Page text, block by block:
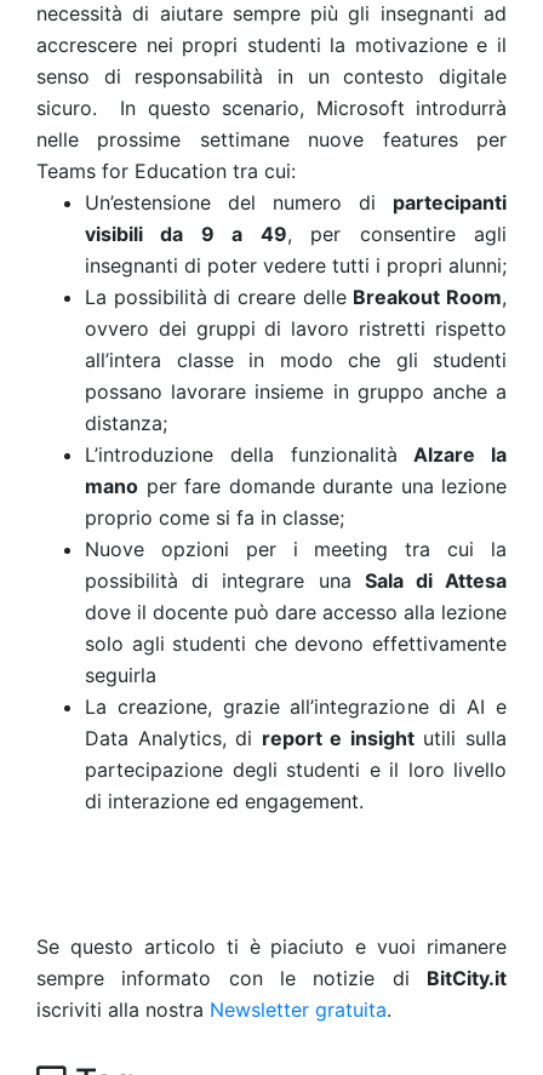
necessità di aiutare sempre più gli insegnanti ad
accrescere nei propri studenti la motivazione e il
senso di responsabilità in un contesto digitale
sicuro. In questo scenario, Microsoft introdurrà
nelle prossime settimane nuove features per
Teams for Education tra cui:
Un’estensione del numero di partecipanti
visibili da 9 a 49, per consentire agli
insegnanti di poter vedere tutti i propri alunni;
La possibilità di creare delle Breakout Room,
ovvero dei gruppi di lavoro ristretti rispetto
all’intera classe in modo che gli studenti
possano lavorare insieme in gruppo anche a
distanza;
L’introduzione della funzionalitàAlzare la
mano per fare domande durante una lezione
proprio come si fa in classe;
Nuove opzioni per i meeting tra cui la
possibilità di integrare una Sala di Attesa
dove il docente può dare accesso alla lezione
solo agli studenti che devono effettivamente
seguirla
La creazione, grazie all’integrazione di AI e
Data Analytics, di report e insightutili sulla
partecipazione degli studenti e il loro livello
di interazione ed engagement.
Se questo articolo ti è piaciuto e vuoi rimanere
sempre informato con le notizie di BitCity.it
iscriviti alla nostra Newsletter gratuita.